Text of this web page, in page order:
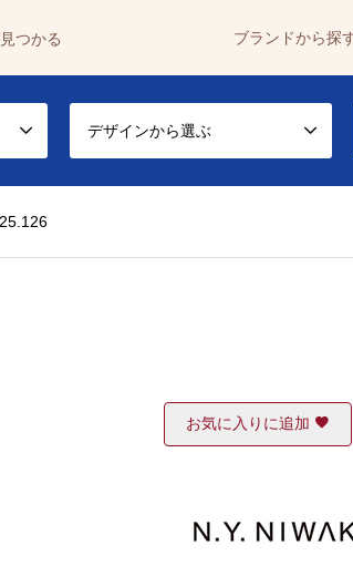
つかる ブランドから探
デザインから選ぶ
お気に入りに追加